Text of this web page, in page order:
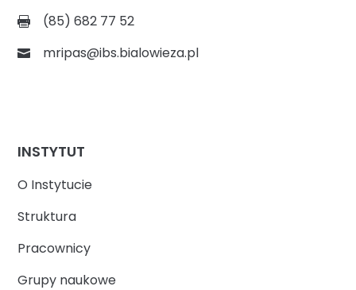
(85) 682 77 52
mripas@ibs.bialowieza.pl
INSTYTUT
O Instytucie
Struktura
Pracownicy
Grupy naukowe